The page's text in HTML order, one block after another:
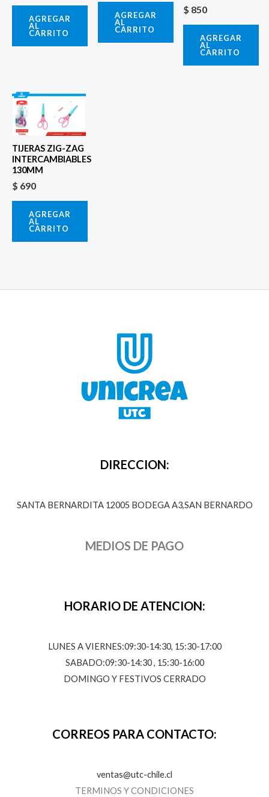
AGREGAR
AL
CARRITO
AGREGAR
AL
CARRITO
$ 850
AGREGAR
AL
CARRITO
TIJERAS ZIG-ZAG
INTERCAMBIABLES
130MM
$ 690
AGREGAR
AL
CARRITO
DIRECCION:
SANTA BERNARDITA 12005 BODEGA A3,SAN BERNARDO
MEDIOS DE PAGO
HORARIO DE ATENCION:
LUNES A VIERNES:09:30-14:30, 15:30-17:00
SABADO:09:30-14:30 , 15:30-16:00
DOMINGO Y FESTIVOS CERRADO
CORREOS PARA CONTACTO:
ventas@utc-chile.cl
TERMINOS Y CONDICIONES